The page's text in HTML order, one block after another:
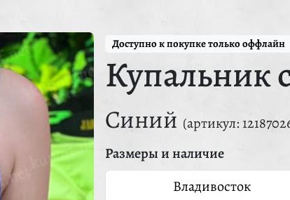
Доступно к покупке только оффлайн
Купальник
Синий (артикул:
Размеры и наличие
Владивосток